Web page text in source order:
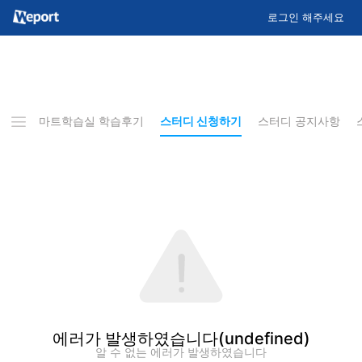
로그인 해주세요
스마트학습실 학습후기 스터디 신청하기 스터디 공지사항
에러가 발생하였습니다(undefined)
알 수 없는 에러가 발생하였습니다